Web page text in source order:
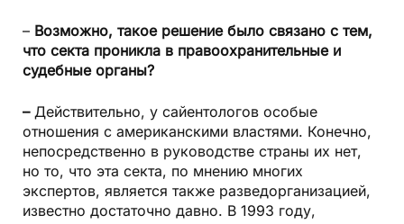
– Возможно, такое решение было связано с тем,
что секта проникла в правоохранительные и
судебные органы?
– Действительно, у сайентологов особые
отношения с американскими властями. Конечно,
непосредственно в руководстве страны их нет,
но то, что эта секта, по мнению многих
экспертов, является также разведорганизацией,
известно достаточно давно. В 1993 году,